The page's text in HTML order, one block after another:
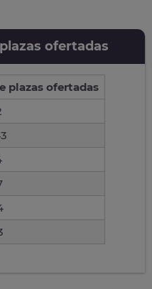
ofertadas
plazas ofertadas